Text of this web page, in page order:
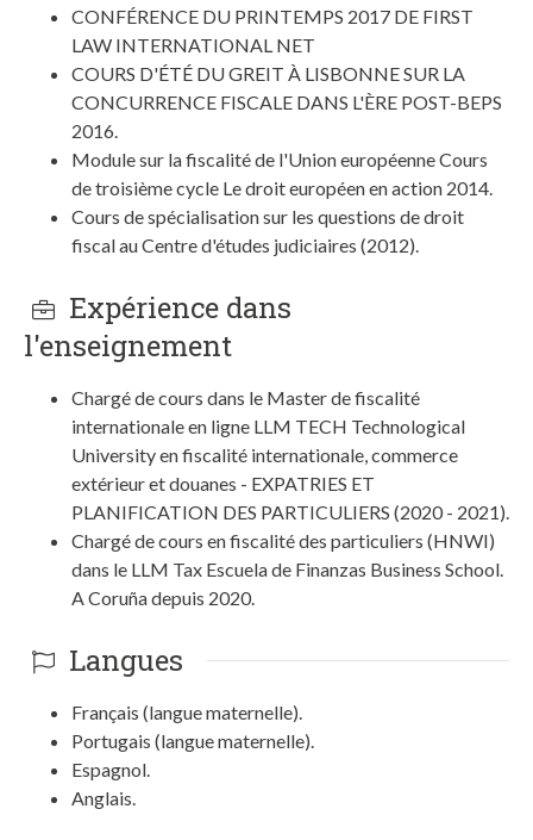
CONFÉRENCE DU PRINTEMPS 2017 DE FIRST
LAW INTERNATIONAL NET
COURS D'ÉTÉ DU GREIT À LISBONNE SUR LA
CONCURRENCE FISCALE DANS L'ÈRE POST-BEPS
2016.
Module sur la fiscalité de l'Union européenne Cours
de troisième cycle Le droit européen en action 2014.
Cours de spécialisation sur les questions de droit
fiscal au Centre d'études judiciaires (2012).
Expérience dans
l'enseignement
Chargé de cours dans le Master de fiscalité
internationale en ligne LLM TECH Technological
University en fiscalité internationale, commerce
extérieur et douanes - EXPATRIES ET
PLANIFICATION DES PARTICULIERS (2020 - 2021).
Chargé de cours en fiscalité des particuliers (HNWI)
dans le LLM Tax Escuela de Finanzas Business School.
A Coruña depuis 2020.
Langues
Français (langue maternelle).
Portugais (langue maternelle).
Espagnol.
Anglais.